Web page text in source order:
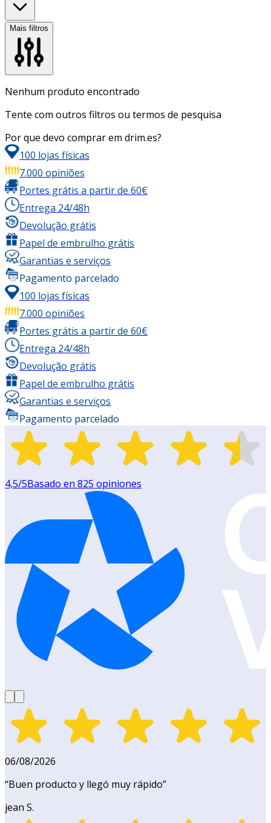
Mais filtros
Nenhum produto encontrado
Tente com outros filtros ou termos de pesquisa
Por que devo comprar em drim.es?
100 lojas físicas
7.000 opiniões
Portes grátis a partir de 60€
Entrega 24/48h
Devolução grátis
Papel de embrulho grátis
Garantias e serviços
Pagamento parcelado
100 lojas físicas
7.000 opiniões
Portes grátis a partir de 60€
Entrega 24/48h
Devolução grátis
Papel de embrulho grátis
Garantias e serviços
Pagamento parcelado
4,5/5Basado en 825 opiniones
06/08/2026
“Buen producto y llegó muy rápido”
jean S.